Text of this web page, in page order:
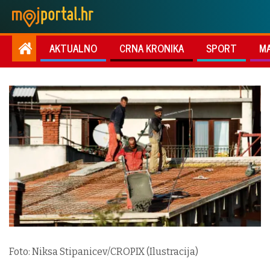
AKTUALNO CRNA KRONIKA SPORT
Foto: Niksa Stipanicev/CROPIX (Ilustracija)